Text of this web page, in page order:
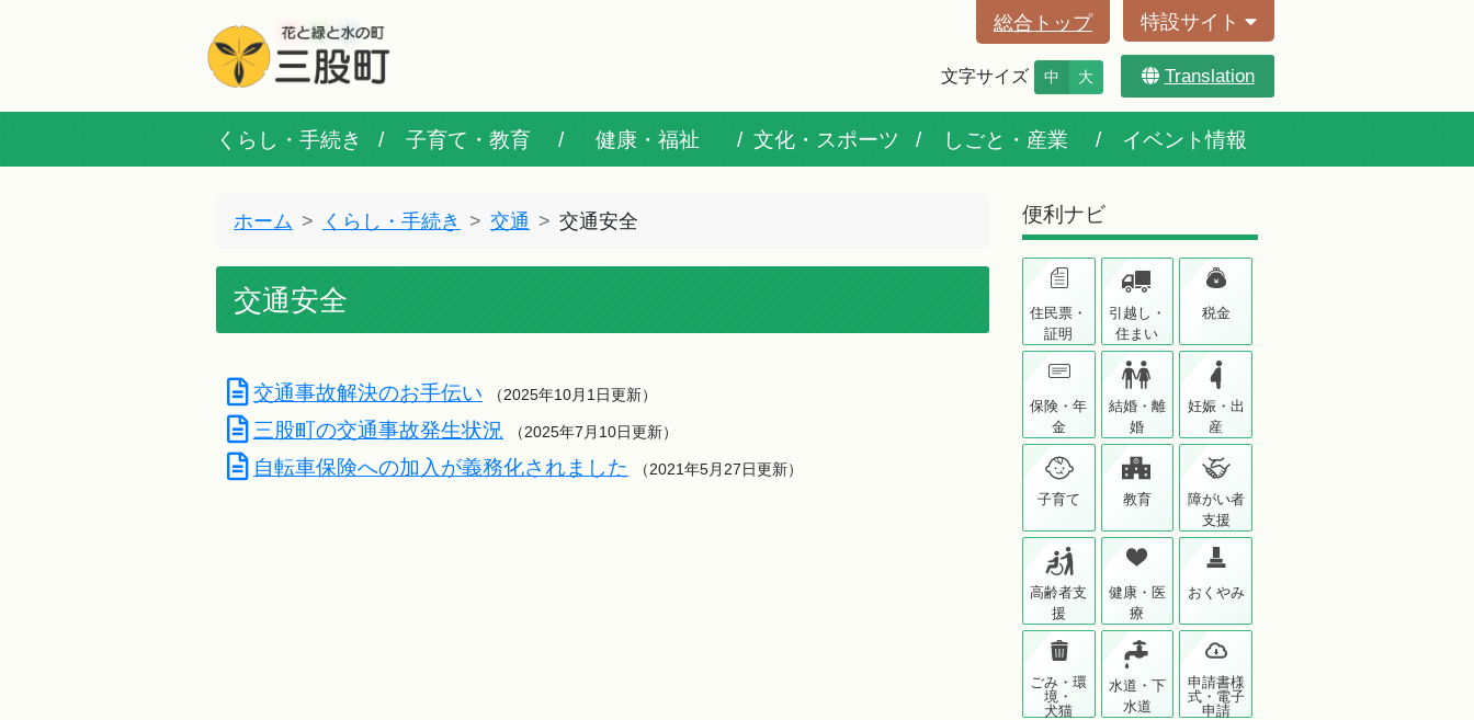
総合トップ 特設サイト
文字サイズ 中 大 Translation
くらし・手続き 子育て・教育 健康・福祉 文化・スポーツ しごと・産業 イベント情報
ホーム くらし・手続き 交通 交通安全
交通安全
交通事故解決のお手伝い （2025年10月1日更新）
三股町の交通事故発生状況 （2025年7月10日更新）
自転車保険への加入が義務化されました （2021年5月27日更新）
便利ナビ
住民票・
証明
引越し・
住まい
税金
保険・年
金
結婚・離
婚
妊娠・出
産
子育て 教育
障がい者
支援
高齢者支
援
健康・医
療
おくやみ
ごみ・環
境・
犬猫
水道・下
水道
申請書様
式・電子
申請